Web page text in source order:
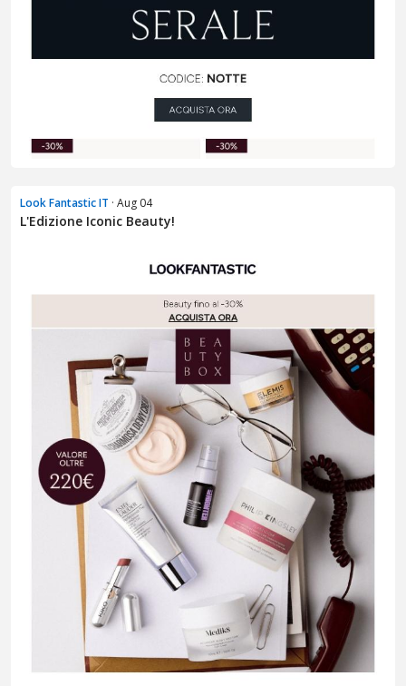
Look Fantastic IT · Aug 04
L'Edizione Iconic Beauty!